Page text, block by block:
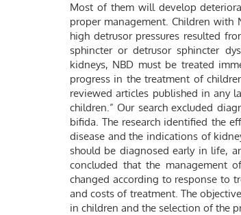
Most of them will develop
proper management. Children with
high detrusor pressures resulted
sphincter or detrusor sphincter
kidneys, NBD must be treated
progress in the treatment of
reviewed articles published in any
children.” Our search excluded
bifida. The research identified the
disease and the indications of
should be diagnosed early in life,
concluded that the management
changed according to response to
and costs of treatment. The
in children and the selection of the